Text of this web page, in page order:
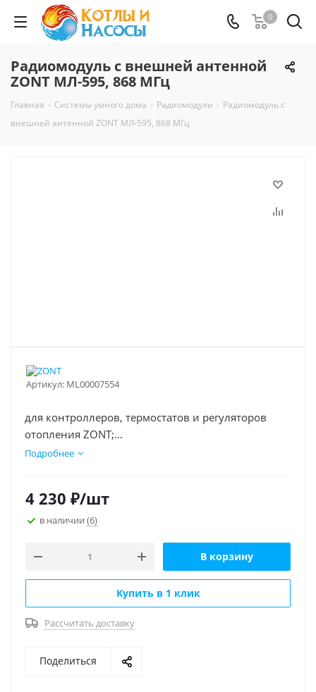
0
Радиомодуль c внешней антенной
ZONT МЛ-595, 868 МГц
Главная - Системы умного дома - Радиомодули - Радиомодуль c
внешней антенной ZONT МЛ-595, 868 МГц
Артикул: ML00007554
для контроллеров, термостатов и регуляторов
отопления ZONT;
для контроллеров умного дома ZONT.
Подробнее
4 230 ₽/шт
в наличии (6)
В корзину
Купить в 1 клик
Рассчитать доставку
Поделиться